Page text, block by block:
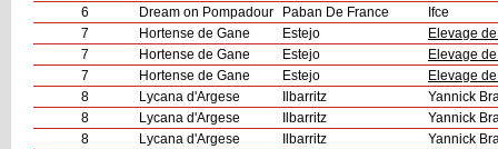
6
Dream on Pompadour Paban De France
Ifce
7
Hortense de Gane Estejo
Elevage
7
Hortense de Gane Estejo
Elevage
7
Hortense de Gane Estejo
Elevage
8
Lycana d'Argese Ilbarritz
Yannick
8
Lycana d'Argese Ilbarritz
Yannick
8
Lycana d'Argese Ilbarritz
Yannick